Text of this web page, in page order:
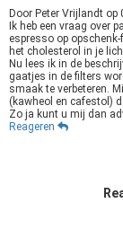
Door Peter Vrijlandt op
Ik heb een vraag over
espresso op
het cholesterol in je
Nu lees ik in de
gaatjes in de filters
smaak te verbeteren.
(kawheol en cafestol)
Zo ja kunt u mij dan
Reageren